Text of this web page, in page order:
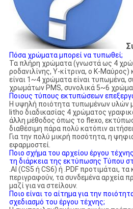
Πόσα χρώματα μπορεί να τυπωθεί;
Τα πλήρη χρώματα (γνωστά ως 4
ροδανιλίνης, Υ-κίτρινα, ο Κ-
είναι 1~4 χρώματα είναι τυπωμένα,
χρωμάτων PMS, συνολικά 5~6
Ποιους τύπους εκτυπώσεων
Η υψηλή ποιότητα τυπωμένων υλών
litho διαδικασίας 4 χρώματος
άλλη μέθοδος όπως το flexo,
διαθέσιμη πάρα πολύ κατόπιν
Για την πολύ μικρή ποσότητα, η
εφαρμοστεί.
Ποιο σχήμα του αρχείου έργου
τη διάρκεια της εκτύπωσης Τύπου
.AI (CS5 ή CS6) ή .PDF προτιμάται, τα
περιγραφούν, τα συνδεμένα αρχεία
μαζί για να στείλουν.
Ποιο είναι το αίτημα για την
σχεδιασμό του έργου τέχνης;